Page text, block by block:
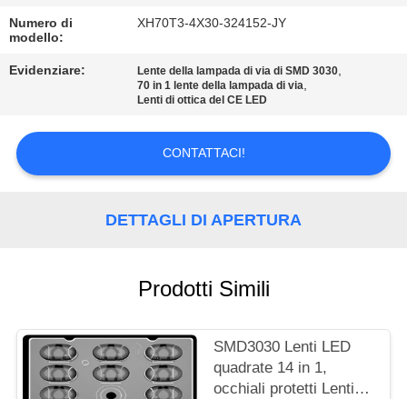
CONTATTACI
NOTIZIE
CASI
DEL
SITO
Numero di
modello:
XH70T3-4X30-324152-JY
Evidenziare: Lente della lampada di via di SMD 3030,
70 in 1 lente della lampada di via,
Lenti di ottica del CE LED
CONTATTACI!
DETTAGLI DI APERTURA
Prodotti Simili
SMD3030 Lenti LED
quadrate 14 in 1,
occhiali protetti Lenti